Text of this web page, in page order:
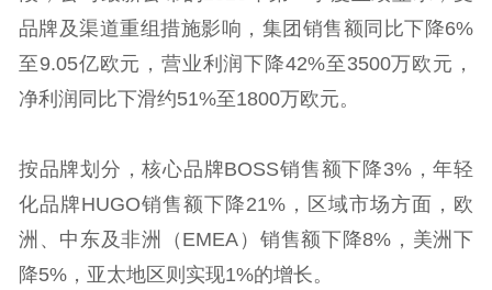
品牌及渠道重组措施影响，集团销售额同比下降6%
至9.05亿欧元，营业利润下降42%至3500万欧元，
净利润同比下滑约51%至1800万欧元。
按品牌划分，核心品牌BOSS销售额下降3%，年轻
化品牌HUGO销售额下降21%，区域市场方面，欧
洲、中东及非洲（EMEA）销售额下降8%，美洲下
降5%，亚太地区则实现1%的增长。